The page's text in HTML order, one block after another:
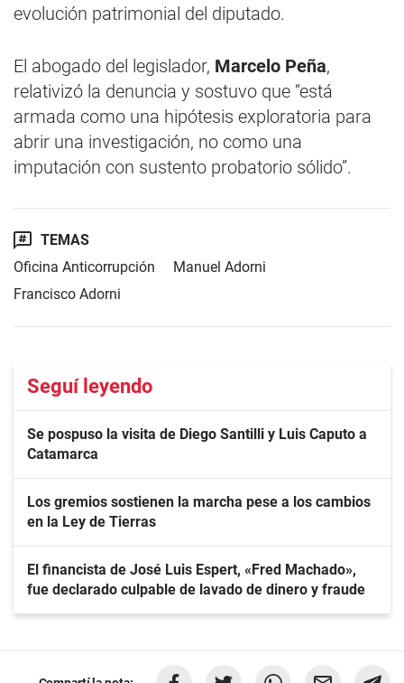
evolución patrimonial del diputado.
El abogado del legislador, Marcelo Peña,
relativizó la denuncia y sostuvo que “está
armada como una hipótesis exploratoria para
abrir una investigación, no como una
imputación con sustento probatorio sólido”.
TEMAS
Oficina Anticorrupción
Manuel Adorni
Francisco Adorni
Seguí leyendo
Se pospuso la visita de Diego Santilli y Luis Caputo a
Catamarca
Los gremios sostienen la marcha pese a los cambios
en la Ley de Tierras
El financista de José Luis Espert, «Fred Machado»,
fue declarado culpable de lavado de dinero y fraude